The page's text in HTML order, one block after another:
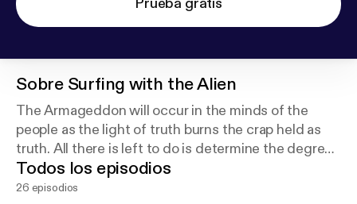
Sobre Surfing with the Alien
The Armageddon will occur in the minds of the
people as the light of truth burns the crap held as
truth. All there is left to do is determine the degree
of the burn.
Todos los episodios
26 episodios